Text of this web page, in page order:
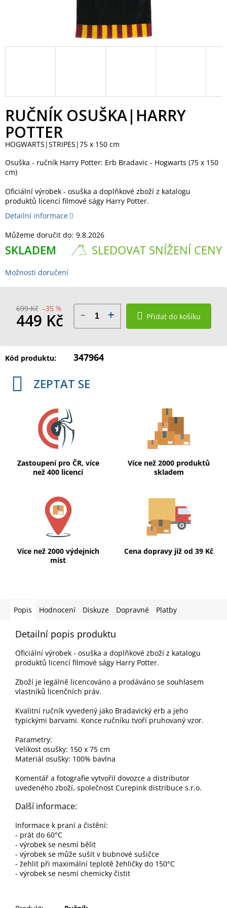
RUČNÍK OSUŠKA|HARRY
POTTER
HOGWARTS|STRIPES|75 x 150 cm
Osuška - ručník Harry Potter: Erb Bradavic - Hogwarts (75 x 150
cm)
Oficiální výrobek - osuška a doplňkové zboží z katalogu
produktů licencí filmové ságy Harry Potter.
Detailní informace
Můžeme doručit do: 9.8.2026
SKLADEM SLEDOVAT SNÍŽENÍ CENY
Možnosti doručení
699 Kč –35 %
449 Kč Přidat do košíku
Kód produktu: 347964
ZEPTAT SE
Zastoupení pro ČR, více
než 400 licencí
Více než 2000 produktů
skladem
Více než 2000 výdejních
míst
Cena dopravy již od 39 Kč
Popis Hodnocení Diskuze Dopravné Platby
Detailní popis produktu
Oficiální výrobek - osuška a doplňkové zboží z katalogu
produktů licencí filmové ságy Harry Potter.
Zboží je legálně licencováno a prodáváno se souhlasem
vlastníků licenčních práv.
Kvalitní ručník vyvedený jako Bradavický erb a jeho
typickými barvami. Konce ručníku tvoří pruhovaný vzor.
Parametry:
Velikost osušky: 150 x 75 cm
Materiál osušky: 100% bavlna
Komentář a fotografie vytvořil dovozce a distributor
uvedeného zboží, společnost Curepink distribuce s.r.o.
Další informace:
Informace k praní a čistění:
- prát do 60°C
- výrobek se nesmí bělit
- výrobek se může sušit v bubnové sušičce
- žehlit při maximální teplotě žehličky do 150°C
- výrobek se nesmí chemicky čistit